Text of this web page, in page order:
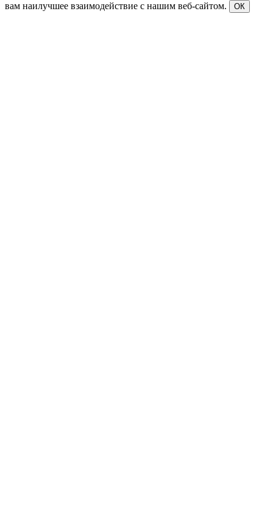
вам наилучшее взаимодействие с нашим веб-сайтом.
ОК